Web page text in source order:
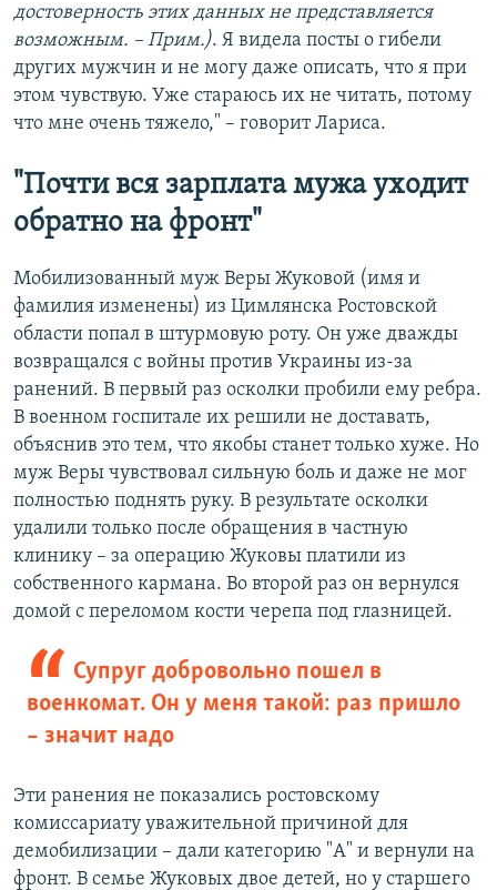
достоверность этих данных не представляется
возможным. – Прим.). Я видела посты о гибели
других мужчин и не могу даже описать, что я при
этом чувствую. Уже стараюсь их не читать, потому
что мне очень тяжело," – говорит Лариса.
"Почти вся зарплата мужа уходит
обратно на фронт"
Мобилизованный муж Веры Жуковой (имя и
фамилия изменены) из Цимлянска Ростовской
области попал в штурмовую роту. Он уже дважды
возвращался с войны против Украины из-за
ранений. В первый раз осколки пробили ему ребра.
В военном госпитале их решили не доставать,
объяснив это тем, что якобы станет только хуже. Но
муж Веры чувствовал сильную боль и даже не мог
полностью поднять руку. В результате осколки
удалили только после обращения в частную
клинику – за операцию Жуковы платили из
собственного кармана. Во второй раз он вернулся
домой с переломом кости черепа под глазницей.
Супруг добровольно пошел в
военкомат. Он у меня такой: раз пришло
– значит надо
Эти ранения не показались ростовскому
комиссариату уважительной причиной для
демобилизации – дали категорию "А" и вернули на
фронт. В семье Жуковых двое детей, но у старшего